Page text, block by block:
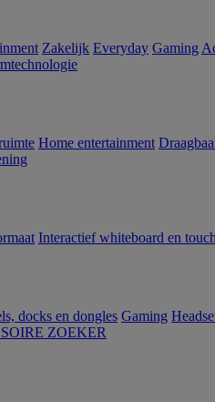
Zakelijk Everyday Gaming
Home entertainment
Interactief whiteboard en
docks en dongles Gaming
ZOEKER